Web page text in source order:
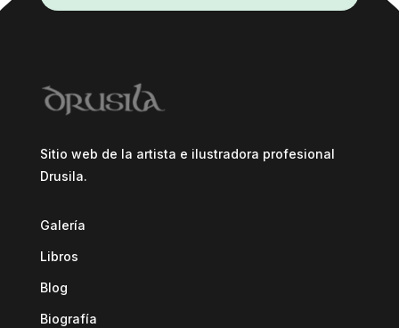
Sitio web de la artista e ilustradora profesional
Drusila.
Galería
Libros
Blog
Biografía